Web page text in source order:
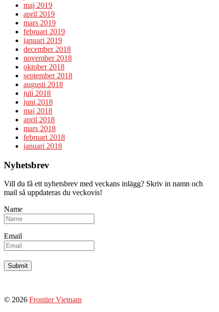
maj 2019
april 2019
mars 2019
februari 2019
januari 2019
december 2018
november 2018
oktober 2018
september 2018
augusti 2018
juli 2018
juni 2018
maj 2018
april 2018
mars 2018
februari 2018
januari 2018
Nyhetsbrev
Vill du få ett nyhetsbrev med veckans inlägg? Skriv in namn och
mail så uppdateras du veckovis!
Name
Email
© 2026 Frontier Vietnam